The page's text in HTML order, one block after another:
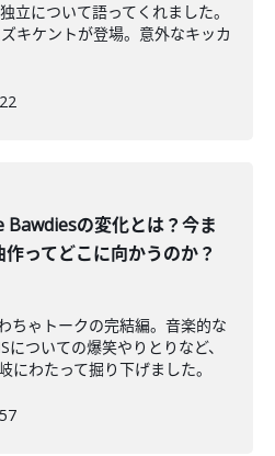
立について語ってくれました。
キケントが登場。意外なキッカ
の変化とは？今ま
作ってどこに向かうのか？
ちゃトークの完結編。音楽的な
ついての爆笑やりとりなど、
にわたって掘り下げました。